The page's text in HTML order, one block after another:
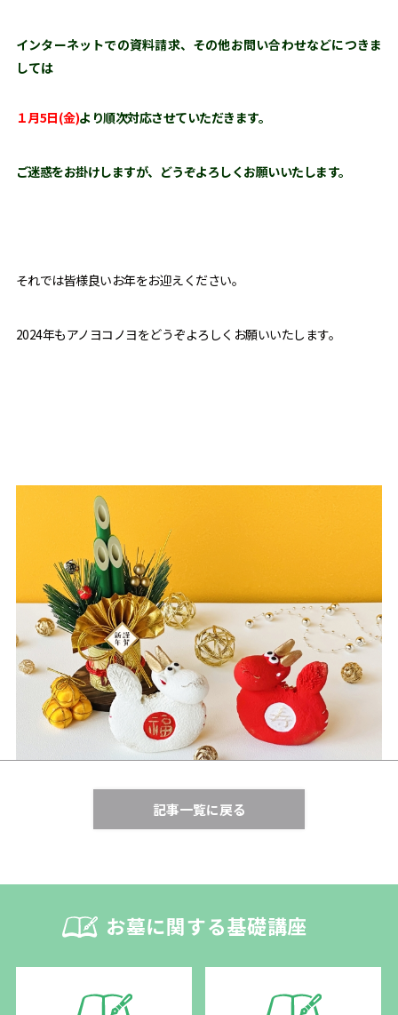
インターネットでの資料請求、その他お問い合わせなどにつきま
しては
１月5日(金)より順次対応させていただきます。
ご迷惑をお掛けしますが、どうぞよろしくお願いいたします。
それでは皆様良いお年をお迎えください。
2024年もアノヨコノヨをどうぞよろしくお願いいたします。
記事一覧に戻る
お墓に関する基礎講座